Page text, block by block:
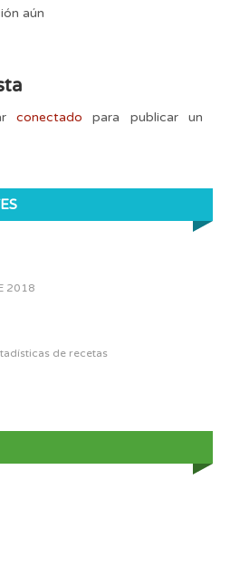
aún
conectado para publicar un
2018
de recetas